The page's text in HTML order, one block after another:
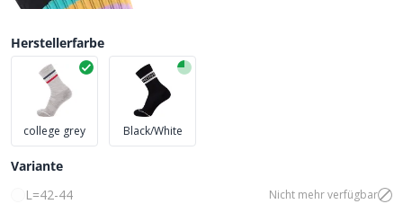
Herstellerfarbe
college grey Black/White
Variante
L=42-44
Nicht mehr verfügbar